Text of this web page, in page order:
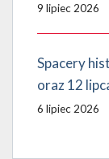
9 lipiec 2026
Spacery
oraz 12
6 lipiec 2026